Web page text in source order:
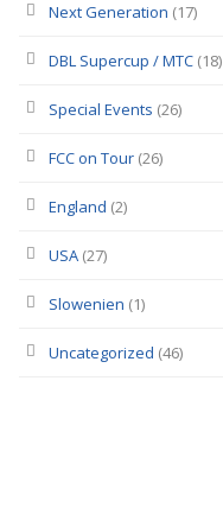
Next Generation (17)
DBL Supercup / MTC (18)
Special Events (26)
FCC on Tour (26)
England (2)
USA (27)
Slowenien (1)
Uncategorized (46)